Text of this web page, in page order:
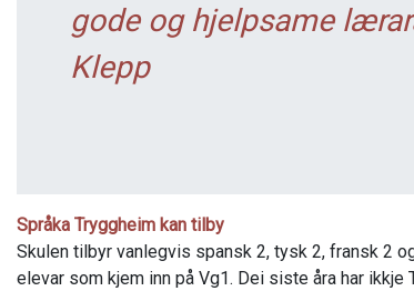
gode og hjelpsame
Klepp
Språka Tryggheim kan tilby
Skulen tilbyr vanlegvis spansk 2, tysk 2, fransk 2
elevar som kjem inn på Vg1. Dei siste åra har